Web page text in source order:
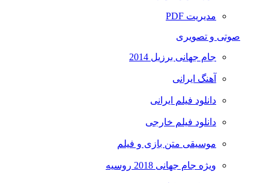
مدیریت PDF
صوتی و تصویری
جام جهانی برزیل 2014
آهنگ ایرانی
دانلود فیلم ایرانی
دانلود فیلم خارجی
موسیقی متن بازی و فیلم
ویژه جام جهانی 2018 روسیه